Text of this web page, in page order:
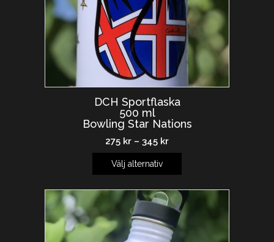
DCH Sportflaska
500 ml
Bowling Star Nations
275 kr – 345 kr
Välj alternativ